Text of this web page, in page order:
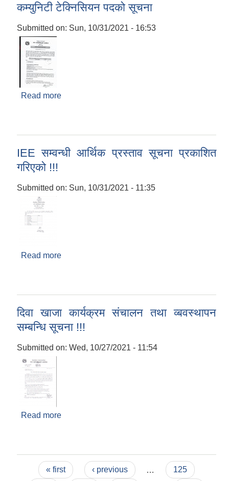
कम्युनिटी टेक्निसियन पदको सूचना
Submitted on: Sun, 10/31/2021 - 16:53
Read more
IEE सम्वन्धी आर्थिक प्रस्ताव सूचना प्रकाशित
गरिएको !!!
Submitted on: Sun, 10/31/2021 - 11:35
Read more
दिवा खाजा कार्यक्रम संचालन तथा व्बवस्थापन
सम्बन्धि सूचना !!!
Submitted on: Wed, 10/27/2021 - 11:54
Read more
Pages« first ‹ previous 125